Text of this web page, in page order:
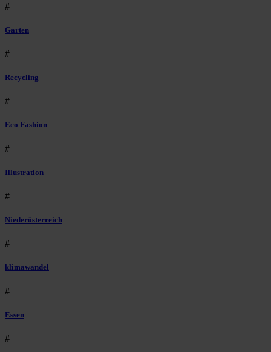
#
Garten
#
Recycling
#
Eco Fashion
#
Illustration
#
Niederösterreich
#
klimawandel
#
Essen
#